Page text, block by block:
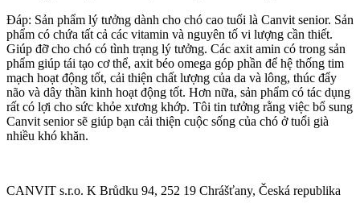
Đáp: Sản phẩm lý tưởng dành cho chó cao tuổi là Canvit senior. Sản
phẩm có chứa tất cả các vitamin và nguyên tố vi lượng cần thiết.
Giúp đỡ cho chó có tình trạng lý tưởng. Các axit amin có trong sản
phẩm giúp tái tạo cơ thể, axit béo omega góp phần để hệ thống tim
mạch hoạt động tốt, cải thiện chất lượng của da và lông, thúc đẩy
não và dây thần kinh hoạt động tốt. Hơn nữa, sản phẩm có tác dụng
rất có lợi cho sức khỏe xương khớp. Tôi tin tưởng rằng việc bổ sung
Canvit senior sẽ giúp bạn cải thiện cuộc sống của chó ở tuổi già
nhiều khó khăn.
CANVIT s.r.o. K Brůdku 94, 252 19 Chrášťany, Česká republika